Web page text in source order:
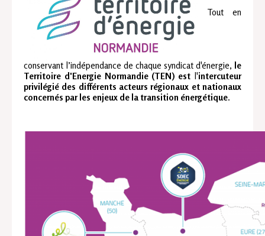
Tout en
conservant l’indépendance de chaque syndicat d'énergie, le
Territoire d'Energie Normandie (TEN) est l'intercuteur
privilégié des différents acteurs régionaux et nationaux
concernés par les enjeux de la transition énergétique.